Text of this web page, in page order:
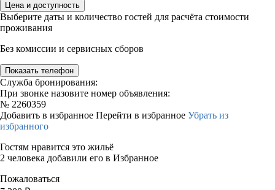
Цена и доступность
Выберите даты и количество гостей для расчёта стоимости
проживания
Без комиссии и сервисных сборов
Показать телефон
Служба бронирования:
При звонке назовите номер объявления:
№ 2260359
Добавить в избранное Перейти в избранное Убрать из
избранного
Гостям нравится это жильё
2 человека добавили его в Избранное
Пожаловаться